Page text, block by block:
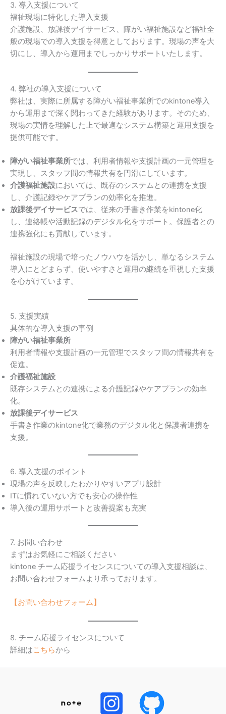
3. 導入支援について
福祉現場に特化した導入支援
介護施設、放課後デイサービス、障がい福祉施設など福祉全
般の現場での導入支援を得意としております。現場の声を大
切にし、導入から運用までしっかりサポートいたします。
4. 弊社の導入支援について
弊社は、実際に所属する障がい福祉事業所でのkintone導入
から運用まで深く関わってきた経験があります。そのため、
現場の実情を理解した上で最適なシステム構築と運用支援を
提供可能です。
障がい福祉事業所では、利用者情報や支援計画の一元管理を
実現し、スタッフ間の情報共有を円滑にしています。
介護福祉施設においては、既存のシステムとの連携を支援
し、介護記録やケアプランの効率化を推進。
放課後デイサービスでは、従来の手書き作業をkintone化
し、連絡帳や活動記録のデジタル化をサポート。保護者との
連携強化にも貢献しています。
福祉施設の現場で培ったノウハウを活かし、単なるシステム
導入にとどまらず、使いやすさと運用の継続を重視した支援
を心がけています。
5. 支援実績
具体的な導入支援の事例
障がい福祉事業所
利用者情報や支援計画の一元管理でスタッフ間の情報共有を
促進。
介護福祉施設
既存システムとの連携による介護記録やケアプランの効率
化。
放課後デイサービス
手書き作業のkintone化で業務のデジタル化と保護者連携を
支援。
6. 導入支援のポイント
現場の声を反映したわかりやすいアプリ設計
ITに慣れていない方でも安心の操作性
導入後の運用サポートと改善提案も充実
7. お問い合わせ
まずはお気軽にご相談ください
kintone チーム応援ライセンスについての導入支援相談は、
お問い合わせフォームより承っております。
【お問い合わせフォーム】
8. チーム応援ライセンスについて
詳細はこちらから